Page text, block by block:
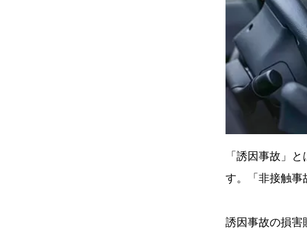
「誘因事故」
す。「非接触事
誘因事故の損